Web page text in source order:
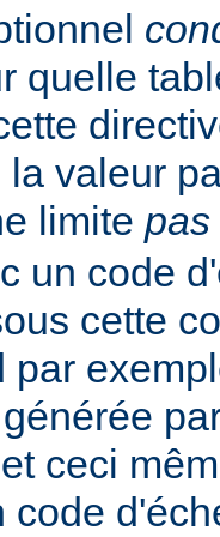
quelle
valeur
limite pas
un code
cette
par
ceci
code